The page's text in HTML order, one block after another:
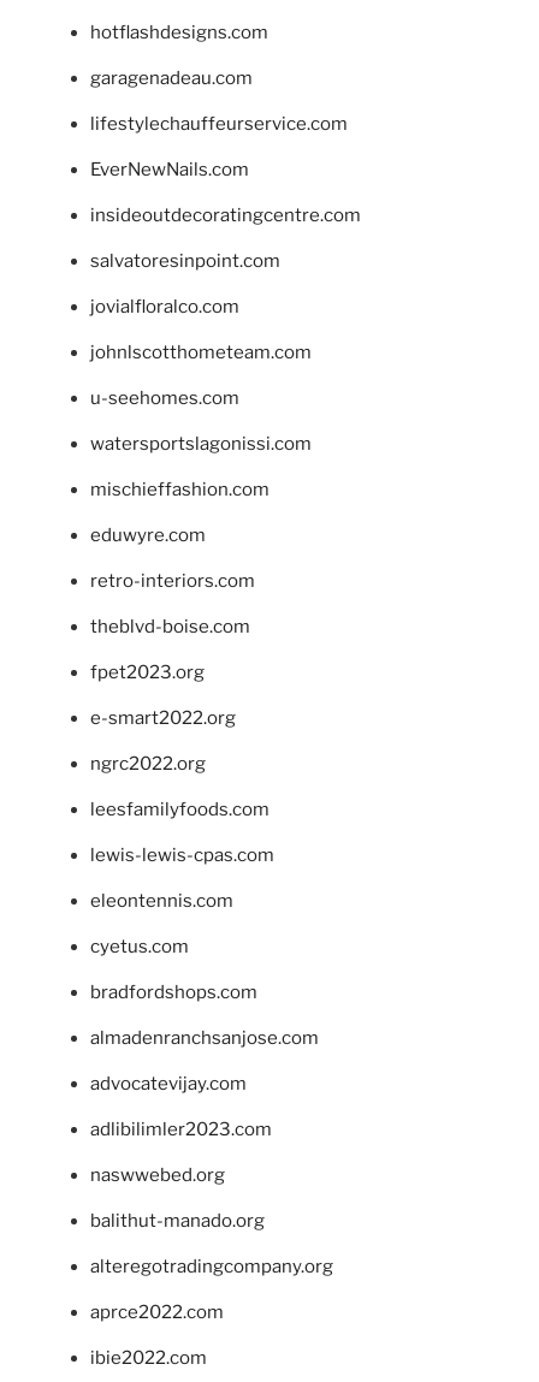
hotflashdesigns.com
garagenadeau.com
lifestylechauffeurservice.com
EverNewNails.com
insideoutdecoratingcentre.com
salvatoresinpoint.com
jovialfloralco.com
johnlscotthometeam.com
u-seehomes.com
watersportslagonissi.com
mischieffashion.com
eduwyre.com
retro-interiors.com
theblvd-boise.com
fpet2023.org
e-smart2022.org
ngrc2022.org
leesfamilyfoods.com
lewis-lewis-cpas.com
eleontennis.com
cyetus.com
bradfordshops.com
almadenranchsanjose.com
advocatevijay.com
adlibilimler2023.com
naswwebed.org
balithut-manado.org
alteregotradingcompany.org
aprce2022.com
ibie2022.com